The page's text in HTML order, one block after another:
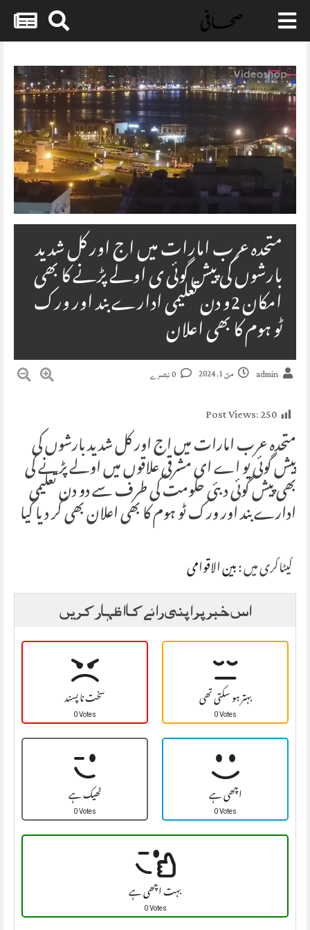
Skip
content
متحدہ عرب امارات میں اج اور کل شدید
بارشوں کی پیش گوئی ی اولے پڑنے کا بھی
امکان 2و دن تعلیمی ادارے بند اور ورک
ٹو ہوم کا بھی اعلان
admin مئ 1, 2024
Post Views:250
متحدہ عرب امارات میں اج اور کل شدید بارشوں کی
پیش گوئی یو اے ای مشرقی علاقوں میں اولے پڑنے کی
بھی پیش گوئی دبئی حکومت کی طرف سے دو دن تعلیمی
ادارے بند اور ورک ٹو ہوم کا بھی اعلان بھی کر دیا گیا
کیٹاگری میں :بین الاقوامی
اس خبر پر اپنی رائے کا اظہار کریں
سخت نا پسند
0 Votes بہتر ہو سکتی تھی
0 Votes
ٹھیک ہے
0 Votes اچھی ہے
0 Votes
بہت اچھی ہے
0 Votes